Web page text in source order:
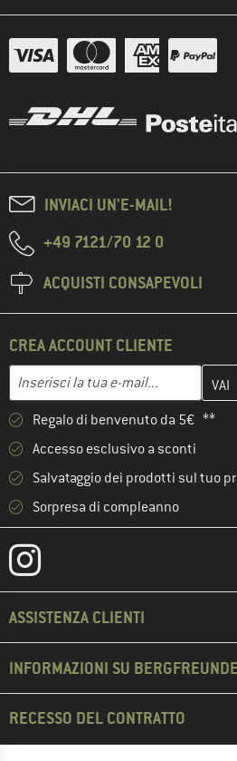
INVIACI UN'E-MAIL!
+49 7121/70 12 0
ACQUISTI CONSAPEVOLI
CREA ACCOUNT CLIENTE
Indirizzo e-mail
Inserisci qui il tuo indirizzo e-mail e
Regalo di benvenuto da 5€ **
Accesso esclusivo a sconti
Salvataggio dei prodotti sul tuo
Sorpresa di compleanno
ASSISTENZA CLIENTI
INFORMAZIONI SU BERGFREUNDE
RECESSO DEL CONTRATTO